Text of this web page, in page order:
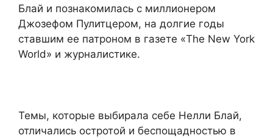
Блай и познакомилась с миллионером
Джозефом Пулитцером, на долгие годы
ставшим ее патроном в газете «The New York
World» и журналистике.
Темы, которые выбирала себе Нелли Блай,
отличались остротой и беспощадностью в